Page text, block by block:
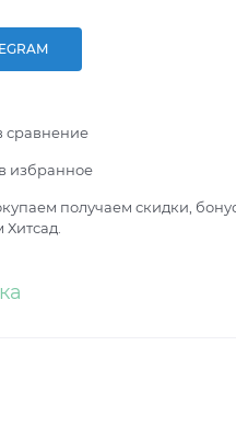
сравнение
избранное
получаем скидки,